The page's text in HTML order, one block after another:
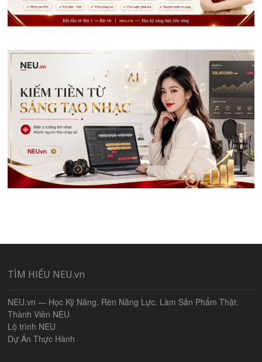
TÌM HIỂU NEU.vn
NEU.vn — Học Kỹ Năng. Rèn Năng Lực. Làm Sản Phẩm Thật.
Thành Viên NEU
Lộ trình NEU
Dự Án Thực Hành